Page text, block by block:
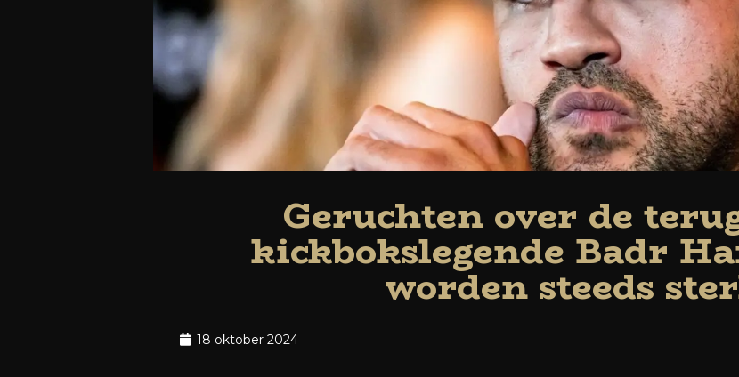
Geruchten over de
kickbokslegende Badr
worden steeds
18 oktober 2024